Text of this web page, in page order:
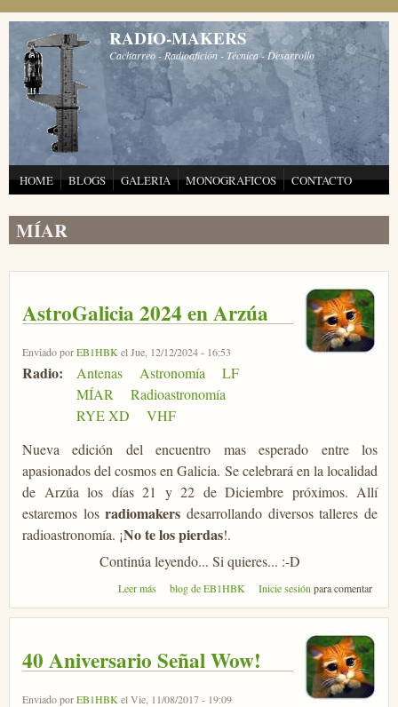
Pasar al contenido principal
RADIO-MAKERS
Cacharreo - Radioafición - Técnica - Desarrollo
HOME BLOGS GALERIA MONOGRAFICOS CONTACTO
MÍAR
AstroGalicia 2024 en Arzúa
Enviado porEB1HBKel Jue, 12/12/2024 - 16:53
Radio: Antenas Astronomía
LF
MÍAR
Radioastronomía
RYE XD
VHF
Nueva edición del encuentro mas esperado entre los
apasionados del cosmos en Galicia. Se celebrará en la localidad
de Arzúa los días 21 y 22 de Diciembre próximos. Allí
estaremos losradiomakers desarrollando diversos talleres de
radioastronomía. ¡No te los pierdas!.
Continúa leyendo... Si quieres... :-D
Leer más sobre AstroGalicia 2024 en Arzúa
blog de EB1HBK Inicie sesiónpara comentar
40 Aniversario Señal Wow!
Enviado porEB1HBK el Vie, 11/08/2017 - 19:09